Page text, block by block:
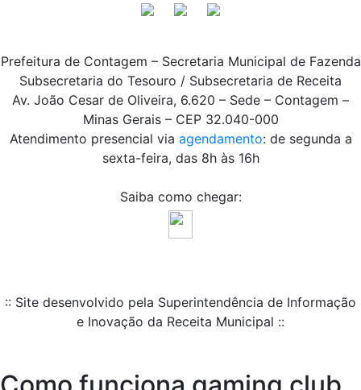
Prefeitura de Contagem – Secretaria Municipal de Fazenda
Subsecretaria do Tesouro / Subsecretaria de Receita
Av. João Cesar de Oliveira, 6.620 – Sede – Contagem –
Minas Gerais – CEP 32.040-000
Atendimento presencial via agendamento: de segunda a
sexta-feira, das 8h às 16h
Saiba como chegar:
:: Site desenvolvido pela Superintendência de Informação
e Inovação da Receita Municipal ::